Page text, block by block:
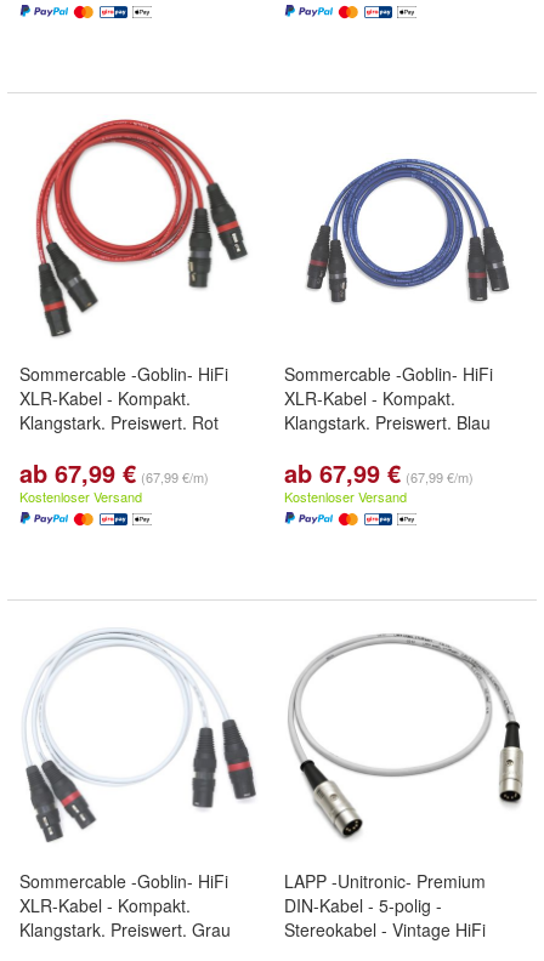
Sommercable -Goblin- HiFi
XLR-Kabel - Kompakt.
Klangstark. Preiswert. Rot
ab 67,99 € (67,99 €/m)
Kostenloser Versand
Sommercable -Goblin- HiFi
XLR-Kabel - Kompakt.
Klangstark. Preiswert. Blau
ab 67,99 € (67,99 €/m)
Kostenloser Versand
Sommercable -Goblin- HiFi
XLR-Kabel - Kompakt.
Klangstark. Preiswert. Grau
LAPP -Unitronic- Premium
DIN-Kabel - 5-polig -
Stereokabel - Vintage HiFi